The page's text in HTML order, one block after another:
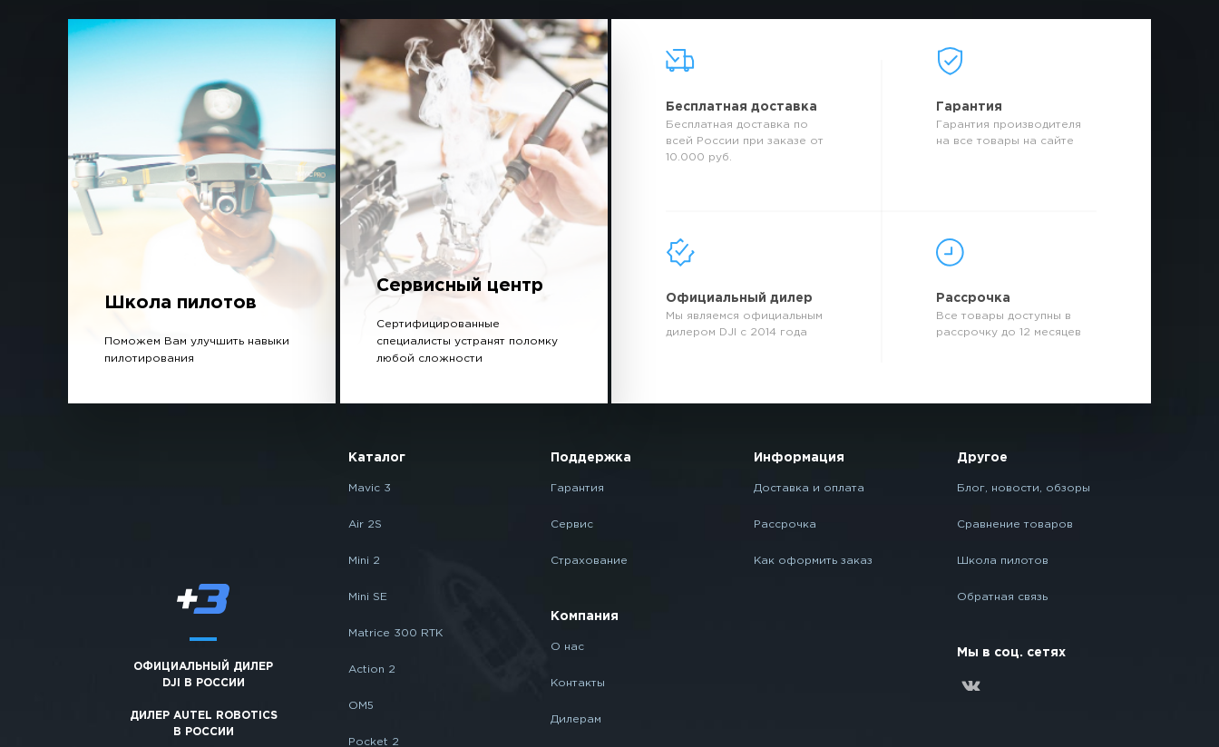
Школа пилотов
Поможем Вам улучшить навыки
пилотирования
Сервисный центр
Сертифицированные
специалисты устранят поломку
любой сложности
Бесплатная доставка
Бесплатная доставка по
всей России при заказе от
10.000 руб.
Гарантия
Гарантия производителя
на все товары на сайте
Официальный дилер
Мы являемся официальным
дилером DJI с 2014 года
Рассрочка
Все товары доступны в
рассрочку до 12 месяцев
ОФИЦИАЛЬНЫЙ ДИЛЕР
DJI В РОССИИ
ДИЛЕР AUTEL ROBOTICS
В РОССИИ
Каталог
Mavic 3
Air 2S
Mini 2
Mini SE
Matrice 300 RTK
Action 2
OM5
Pocket 2
Поддержка
Гарантия
Сервис
Страхование
Компания
О нас
Контакты
Дилерам
Информация
Доставка и оплата
Рассрочка
Как оформить заказ
Другое
Блог, новости, обзоры
Сравнение товаров
Школа пилотов
Обратная связь
Мы в соц. сетях